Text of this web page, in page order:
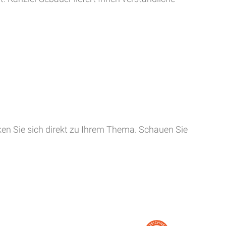
Sie sich direkt zu Ihrem Thema. Schauen Sie